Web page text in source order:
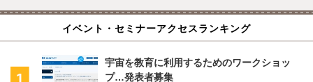
イベント・セミナーアクセスランキング
宇宙を教育に利用するためのワークショッ
プ…発表者募集